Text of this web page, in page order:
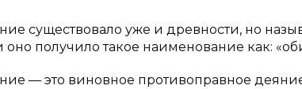
существовало уже и древности, но
получило такое наименование как:
— это виновное противоправное